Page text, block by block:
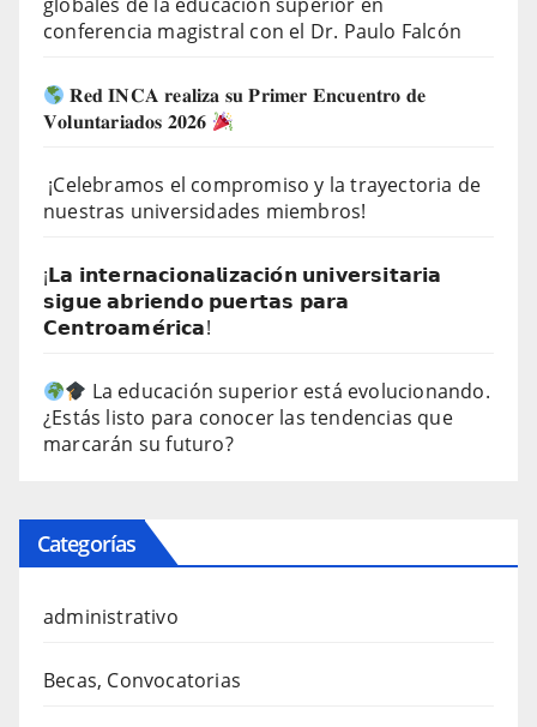
conferencia magistral con el Dr. Paulo Falcón
𝐑𝐞𝐝 𝐈𝐍𝐂𝐀 𝐫𝐞𝐚𝐥𝐢𝐳𝐚 𝐬𝐮 𝐏𝐫𝐢𝐦𝐞𝐫 𝐄𝐧𝐜𝐮𝐞𝐧𝐭𝐫𝐨 𝐝𝐞
𝐕𝐨𝐥𝐮𝐧𝐭𝐚𝐫𝐢𝐚𝐝𝐨𝐬 𝟐𝟎𝟐𝟔
¡Celebramos el compromiso y la trayectoria de
nuestras universidades miembros!
¡𝗟𝗮 𝗶𝗻𝘁𝗲𝗿𝗻𝗮𝗰𝗶𝗼𝗻𝗮𝗹𝗶𝘇𝗮𝗰𝗶𝗼́𝗻 𝘂𝗻𝗶𝘃𝗲𝗿𝘀𝗶𝘁𝗮𝗿𝗶𝗮
𝘀𝗶𝗴𝘂𝗲 𝗮𝗯𝗿𝗶𝗲𝗻𝗱𝗼 𝗽𝘂𝗲𝗿𝘁𝗮𝘀 𝗽𝗮𝗿𝗮
𝗖𝗲𝗻𝘁𝗿𝗼𝗮𝗺𝗲́𝗿𝗶𝗰𝗮!
La educación superior está evolucionando.
¿Estás listo para conocer las tendencias que
marcarán su futuro?
Categorías
administrativo
Becas, Convocatorias